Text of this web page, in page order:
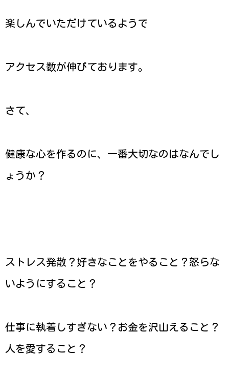
楽しんでいただけているようで
アクセス数が伸びております。
さて、
健康な心を作るのに、一番大切なのはなんでし
ょうか？
ストレス発散？好きなことをやること？怒らな
いようにすること？
仕事に執着しすぎない？お金を沢山えること？
人を愛すること？